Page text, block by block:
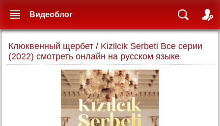
Клюквенный щербет / Kizilcik Serbeti Все серии
(2022) смотреть онлайн на русском языке
Видеоблог